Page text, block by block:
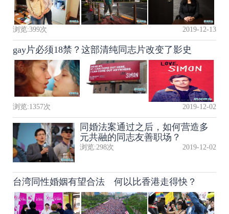
浏览:399次 2019-12-13
gay片必须18禁？这部清纯同志片改变了影史
浏览:1357次 2019-12-02
同婚法案通过之后，如何营造多
元共融的同志友善职场？
浏览:298次 2019-12-02
台湾同性婚姻有望合法 何以比香港走得快？